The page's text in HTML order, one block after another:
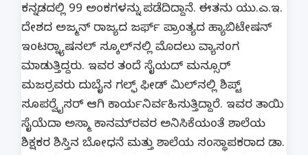
ಕನ್ನಡದಲ್ಲಿ 99 ಅಂಕಗಳನ್ನು ಪಡೆದಿದ್ದಾನೆ. ಈತನು ಯು.ಎ.ಇ.
ದೇಶದ ಅಜ್ಮನ್ ರಾಜ್ಯದ ಜರ್ಫ್ ಪ್ರಾಂತ್ಯದ ಹ್ಯಾಬಿಟೇಷನ್
ಇಂಟರ್‍ನ್ಯಾಷನಲ್ ಸ್ಕೂಲ್‍ನಲ್ಲಿ ಮೊದಲು ವ್ಯಾಸಂಗ
ಮಾಡುತ್ತಿದ್ದರು. ಇವರ ತಂದೆ ಸೈಯದ್ ಮನ್ಸೂರ್
ಮಜರ್‍ರವರು ದುಬೈನ ಗಲ್ಫ್ ಫೀಡ್ ಮಿಲ್‍ನಲ್ಲಿ ಶಿಪ್ಟ್
ಸೂಪರ್‍ವೈಸರ್ ಆಗಿ ಕಾರ್ಯನಿರ್ವಹಿಸುತ್ತಿದ್ದಾರೆ. ಇವರ ತಾಯಿ
ಸೈಯೆದಾ ಅಸ್ಮಾ ಕಾನಮ್‍ರವರ ಅನಿಸಿಕೆಯಂತೆ ಶಾಲೆಯ
ಶಿಕ್ಷಕರ ಶಿಸ್ತಿನ ಬೋಧನೆ ಮತ್ತು ಶಾಲೆಯ ಸಂಸ್ಥಾಪಕರಾದ ಡಾ.